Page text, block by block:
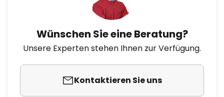
Wünschen Sie eine Beratung?
Unsere Experten stehen Ihnen zur Verfügung.
Kontaktieren Sie uns